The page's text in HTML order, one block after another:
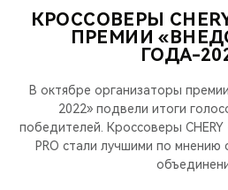
ВСЕ МОДЕЛИ
КРОССОВЕРЫ
СЕДАНЫ
ВЫБОР И ПОКУПКА
ПОДДЕРЖКА
АКСЕССУАРЫ
CHERY В СОЦСЕТЯХ
ВЫГОДЫ И АКЦИИ
ВЫБОР И ПОКУПКА
КРОССОВЕРЫ
ПРЕМИИ
ГОДА-
В октябре организаторы
2022» подвели итоги
победителей. Кроссоверы CHERY
PRO стали лучшими по мнению